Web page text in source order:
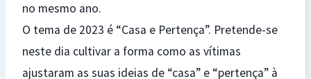
no mesmo ano.
O tema de 2023 é “Casa e Pertença”. Pretende-se
neste dia cultivar a forma como as vítimas
ajustaram as suas ideias de “casa” e “pertença” à